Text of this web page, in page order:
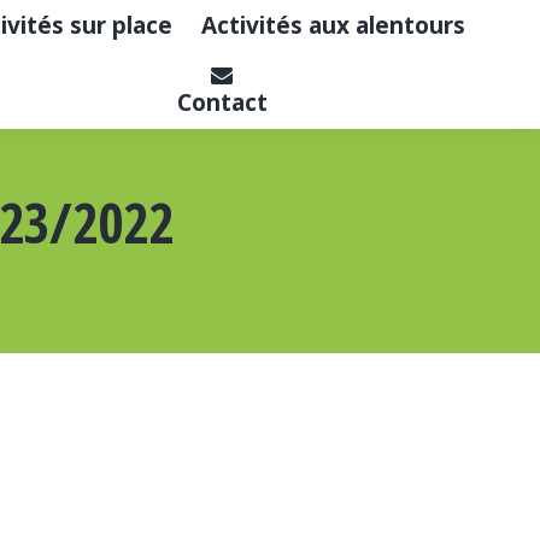
sur place Activités aux alentours
Contact
2022